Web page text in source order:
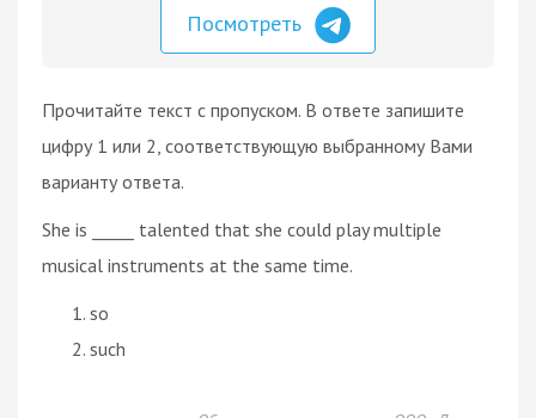
Посмотреть
Прочитайте текст с пропуском. В ответе запишите
цифру 1 или 2, соответствующую выбранному Вами
варианту ответа.
She is _____ talented that she could play multiple
musical instruments at the same time.
so
such